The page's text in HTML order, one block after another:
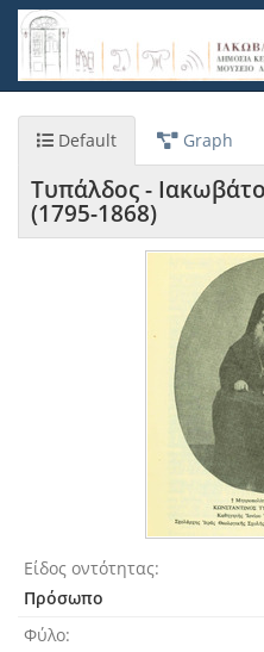
Παράκαμψη
προς
κυρίως
Default Graph
Τυπάλδος -
(1795-1868)
Είδος οντότητας
Πρόσωπο
Φύλο